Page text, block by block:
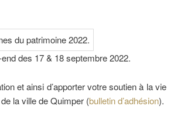
des 17 & 18 septembre 2022.
et ainsi d’apporter votre soutien à la vie
la ville de Quimper (bulletin d’adhésion).